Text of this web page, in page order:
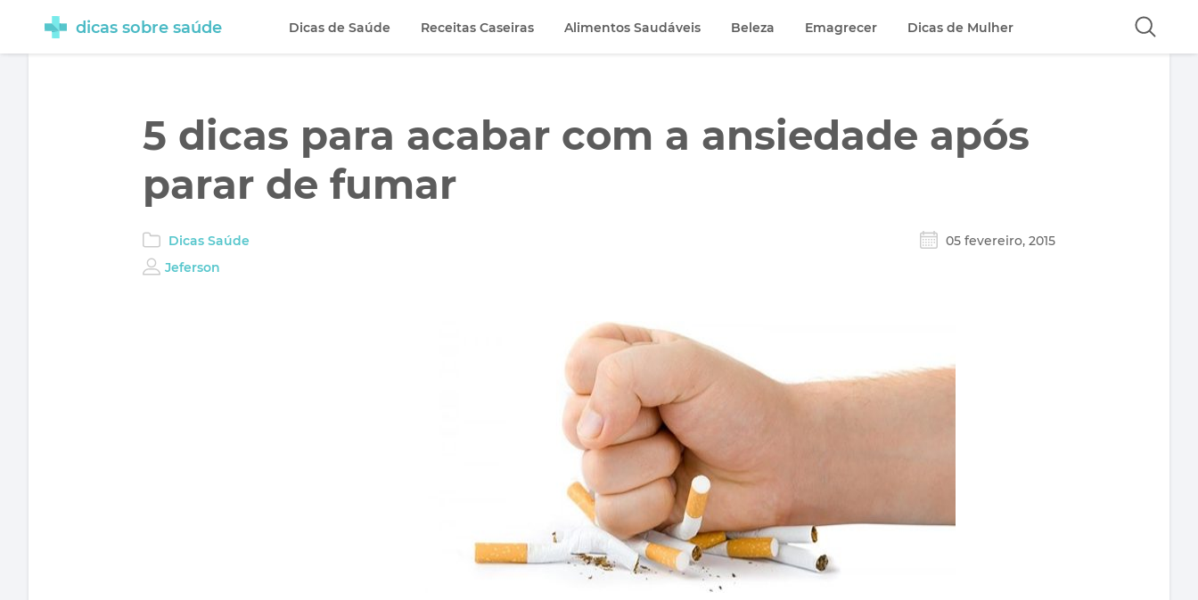
5 dicas para acabar com a ansiedade após
parar de fumar
Dicas Saúde
05 fevereiro, 2015
Jeferson
dicas sobre saúde Dicas de Saúde Receitas Caseiras Alimentos Saudáveis Beleza Emagrecer Dicas de Mulher